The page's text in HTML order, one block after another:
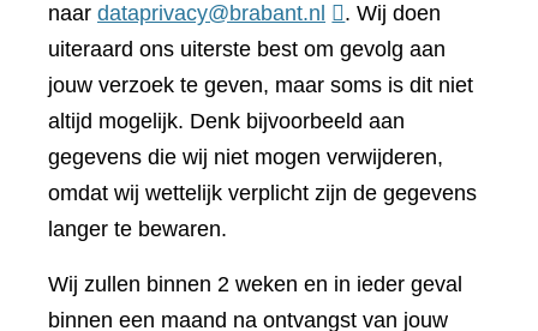
naar dataprivacy@brabant.nl
. Wij doen
uiteraard ons uiterste best om gevolg aan
jouw verzoek te geven, maar soms is dit niet
altijd mogelijk. Denk bijvoorbeeld aan
gegevens die wij niet mogen verwijderen,
omdat wij wettelijk verplicht zijn de gegevens
langer te bewaren.
Wij zullen binnen 2 weken en in ieder geval
binnen een maand na ontvangst van jouw